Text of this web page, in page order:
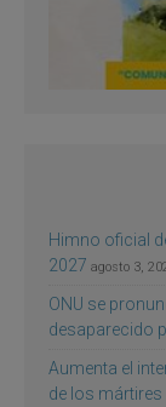
Himno oficial
2027 agosto 3,
ONU se
desaparecido
Aumenta el
de los mártires